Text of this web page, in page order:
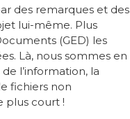
des remarques et des
lui-même. Plus
(GED) les
Là, nous sommes en
l’information, la
fichiers non
plus court !